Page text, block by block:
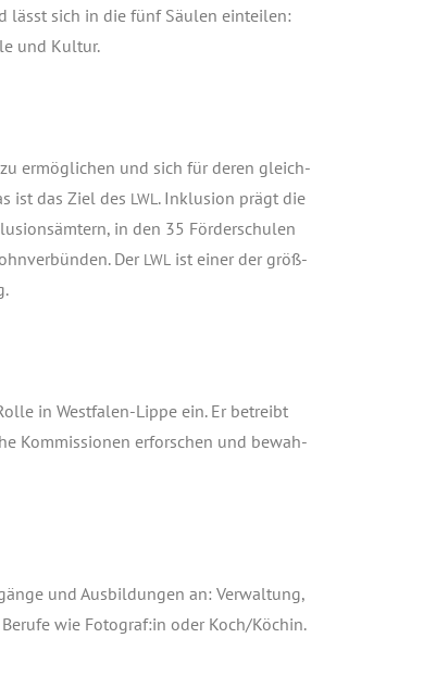
lässt sich in die fünf Säu­len ein­tei­len:
und Kultur.
ermög­li­chen und sich für deren gleich­
ist das Ziel des LWL . Inklu­si­on prägt die
in den 35 För­der­schu­len
Der LWL ist einer der größ­
in West­fa­len-Lip­pe ein. Er betreibt
Kom­mis­sio­nen erfor­schen und bewah­
und Aus­bil­dun­gen an: Ver­wal­tung,
wie Fotograf:in oder Koch/Köchin.